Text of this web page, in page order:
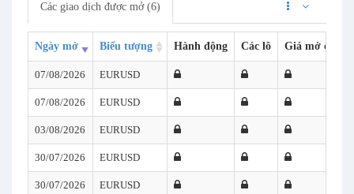
Các giao dịch được mở (6)
Ngày mở Biểu tượng Hành động Các lô Giá mở cửa
07/08/2026 EURUSD
07/08/2026 EURUSD
03/08/2026 EURUSD
30/07/2026 EURUSD
30/07/2026 EURUSD